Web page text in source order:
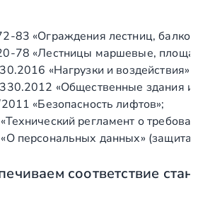
«Ограждения лестниц,
«Лестницы маршевые,
«Нагрузки и воздействия»
«Общественные здания и
«Безопасность лифтов»;
регламент о
персональных данных» (защита
соответствие